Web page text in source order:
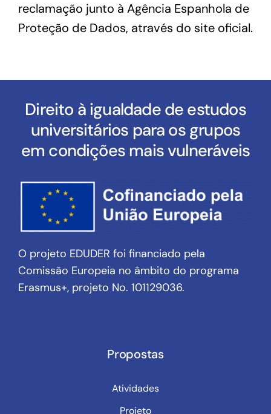
reclamação junto à Agência Espanhola de
Proteção de Dados, através do site oficial.
Direito à igualdade de estudos
universitários para os grupos
em condições mais vulneráveis
O projeto EDUDER foi financiado pela
Comissão Europeia no âmbito do programa
Erasmus+, projeto No. 101129036.
Propostas
Atividades
Projeto